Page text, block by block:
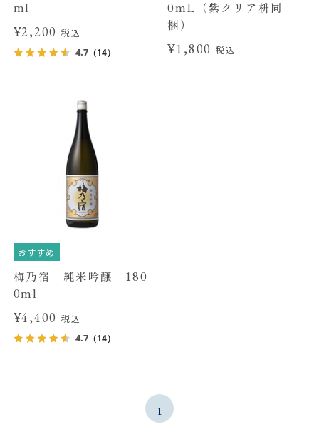
ml
¥2,200税込
4.7（14）
0mL（紫クリア枡同
梱）
¥1,800 税込
おすすめ
梅乃宿 純米吟醸 180
0ml
¥4,400税込
4.7（14）
1